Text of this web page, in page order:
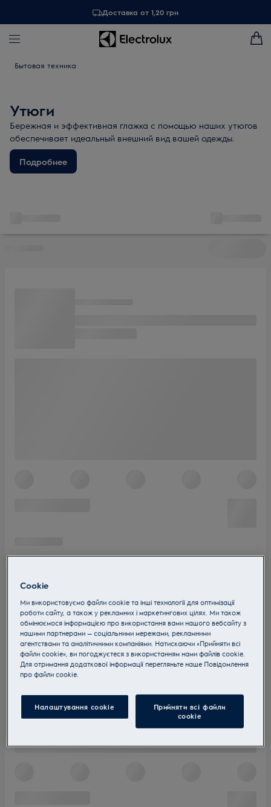
Доставка от 1,20 грн
Бытовая техника
Утюги
Бережная и эффективная глажка с помощью наших утюгов
обеспечивает идеальный внешний вид вашей одежды.
Подробнее
Cookie
Ми використовуємо файли cookie та інші технології для оптимізації
роботи сайту, а також у рекламних і маркетингових цілях. Ми також
обмінюємося інформацією про використання вами нашого вебсайту з
нашими партнерами — соціальними мережами, рекламними
агентствами та аналітичними компаніями. Натискаючи «Прийняти всі
файли cookie», ви погоджуєтеся з використанням нами файлів cookie.
Для отримання додаткової інформації перегляньте наше Пoвідомлення
прo файли cookie.
Налаштування cookie
Прийняти всі файли
сookie